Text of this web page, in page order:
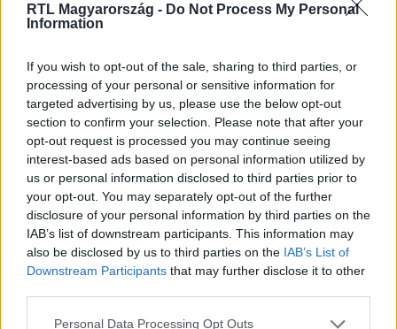
RTL Magyarország - Do Not Process My Personal
Information
If you wish to opt-out of the sale, sharing to third parties, or
processing of your personal or sensitive information for
targeted advertising by us, please use the below opt-out
section to confirm your selection. Please note that after your
opt-out request is processed you may continue seeing
interest-based ads based on personal information utilized by
us or personal information disclosed to third parties prior to
your opt-out. You may separately opt-out of the further
disclosure of your personal information by third parties on the
IAB’s list of downstream participants. This information may
also be disclosed by us to third parties on the IAB’s List of
Downstream Participants that may further disclose it to other
Please note that this website/app uses one or more Google
Personal Data Processing Opt Outs
Kövess minket, és értesülj a friss
Követem
#GAZDASÁG # HABONY ÁRPÁD # KASZINÓ
#KASZINÓBIZNISZ # TANÁCSADÓ